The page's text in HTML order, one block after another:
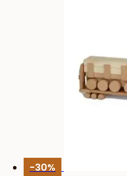
-30%